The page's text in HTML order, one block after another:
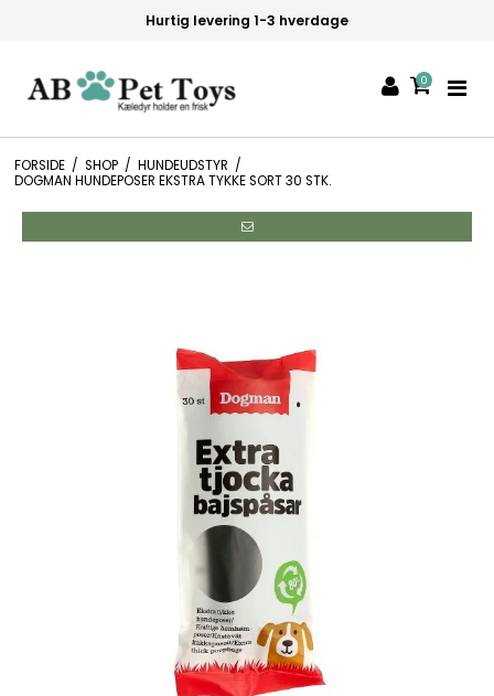
Hurtig levering 1-3 hverdage
0
FORSIDE / SHOP / HUNDEUDSTYR /
DOGMAN HUNDEPOSER EKSTRA TYKKE SORT 30 STK.